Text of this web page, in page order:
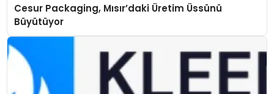
Cesur Packaging, Mısır’daki Üretim Üssünü
Büyütüyor